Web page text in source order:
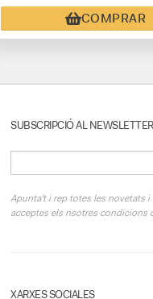
COMPRAR
SUBSCRIPCIÓ AL NEWSLETTER
Apunta't i rep totes les novetats
acceptes els nsotres condicions
XARXES SOCIALES